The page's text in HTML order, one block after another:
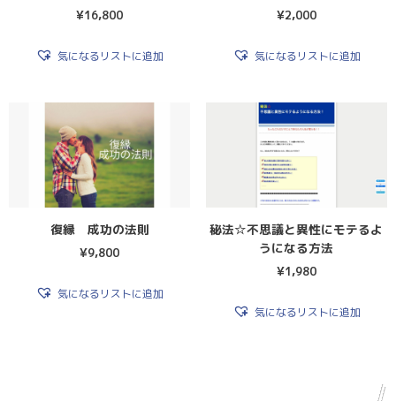
¥16,800
気になるリストに追加
¥2,000
気になるリストに追加
復縁 成功の法則
¥9,800
気になるリストに追加
秘法☆不思議と異性にモテるよ
うになる方法
¥1,980
気になるリストに追加